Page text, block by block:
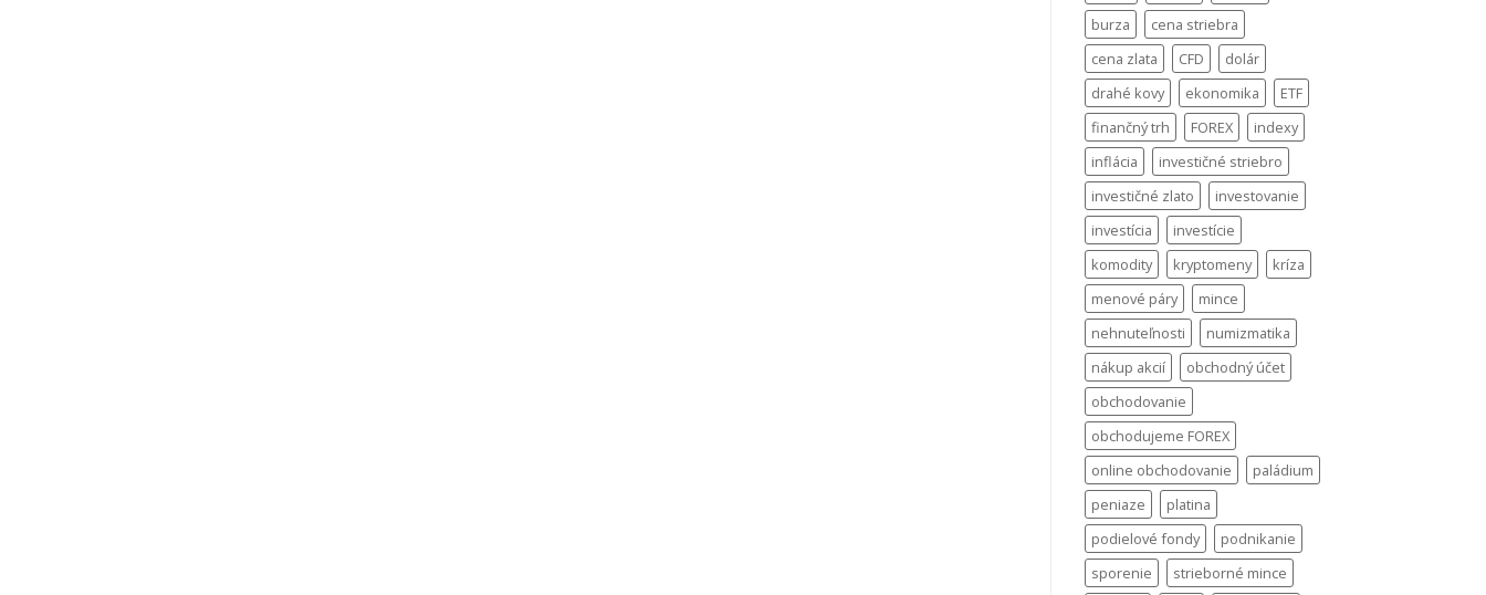
burza
cena striebra
cena zlata
CFD
dolár
drahé kovy
ekonomika
ETF
finančný trh
FOREX
indexy
inflácia
investičné striebro
investičné zlato
investovanie
investícia
investície
komodity
kryptomeny
kríza
menové páry
mince
nehnuteľnosti
numizmatika
nákup akcií
obchodný účet
obchodovanie
obchodujeme FOREX
online obchodovanie
paládium
peniaze
platina
podielové fondy
podnikanie
sporenie
strieborné mince